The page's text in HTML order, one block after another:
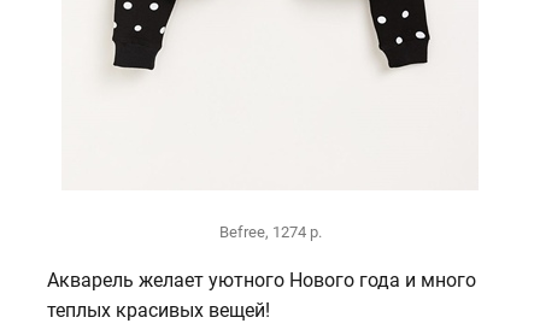
Befree, 1274 р.
Акварель желает уютного Нового года и много
теплых красивых вещей!